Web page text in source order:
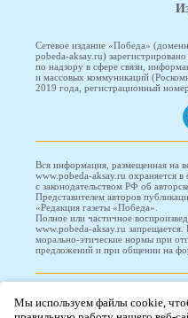
Сетевое издание «Победа»
pobeda-aksay.ru)
по надзору в сфере связи,
и массовых коммуникаций
2019 года, регистрационный
Вся информация, размещенная на
www.pobeda-aksay.ru охраняется в
с законодательством РФ об
Представителем авторов
«Редакция газеты «Победа».
Полное или частичное
www.pobeda-aksay.ru
морально-этические нормы при
предложений и при общении на
Мы используем файлы cookie,